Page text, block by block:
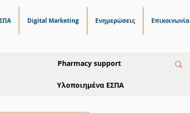
Digital Marketing Ενημερώσεις Επικοινωνία
Pharmacy support
Υλοποιημένα ΕΣΠΑ